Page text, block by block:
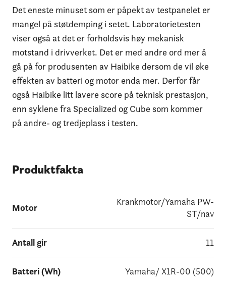
Det eneste minuset som er påpekt av testpanelet er
mangel på støtdemping i setet. Laboratorietesten
viser også at det er forholdsvis høy mekanisk
motstand i drivverket. Det er med andre ord mer å
gå på for produsenten av Haibike dersom de vil øke
effekten av batteri og motor enda mer. Derfor får
også Haibike litt lavere score på teknisk prestasjon,
enn syklene fra Specialized og Cube som kommer
på andre- og tredjeplass i testen.
Produktfakta
Motor
Krankmotor/Yamaha PW-
ST/nav
Antall gir 11
Batteri (Wh) Yamaha/ X1R-00 (500)